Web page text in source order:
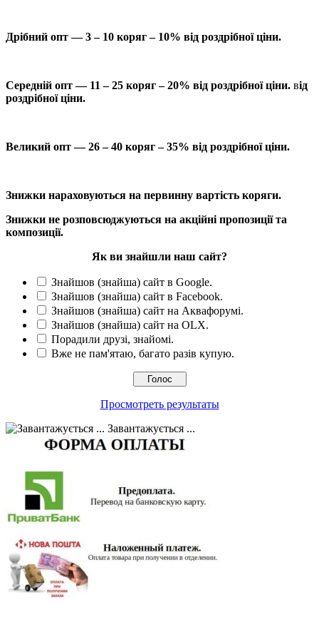
Дрібний опт — 3 – 10 коряг – 10% від роздрібної ціни.
Середній опт — 11 – 25 коряг – 20% від роздрібної ціни. від
роздрібної ціни.
Великий опт — 26 – 40 коряг – 35% від роздрібної ціни.
Знижки нараховуються на первинну вартість коряги.
Знижки не розповсюджуються на акційні пропозиції та
композиції.
Як ви знайшли наш сайт?
Знайшов (знайша) сайт в Google.
Знайшов (знайша) сайт в Facebook.
Знайшов (знайша) сайт на Аквафорумі.
Знайшов (знайша) сайт на OLX.
Порадили друзі, знайомі.
Вже не пам'ятаю, багато разів купую.
Просмотреть результаты
Завантажується ...